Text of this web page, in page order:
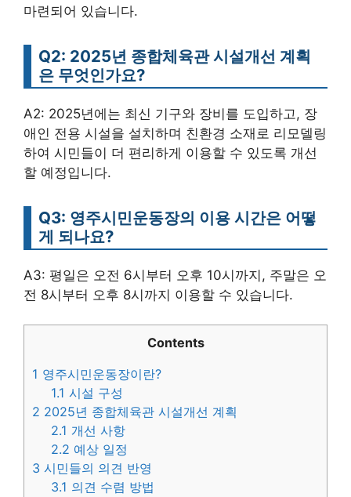
마련되어 있습니다.
Q2: 2025년 종합체육관 시설개선 계획
은 무엇인가요?
A2: 2025년에는 최신 기구와 장비를 도입하고, 장
애인 전용 시설을 설치하며 친환경 소재로 리모델링
하여 시민들이 더 편리하게 이용할 수 있도록 개선
할 예정입니다.
Q3: 영주시민운동장의 이용 시간은 어떻
게 되나요?
A3: 평일은 오전 6시부터 오후 10시까지, 주말은 오
전 8시부터 오후 8시까지 이용할 수 있습니다.
Contents
1 영주시민운동장이란?
1.1 시설 구성
2 2025년 종합체육관 시설개선 계획
2.1 개선 사항
2.2 예상 일정
3 시민들의 의견 반영
3.1 의견 수렴 방법